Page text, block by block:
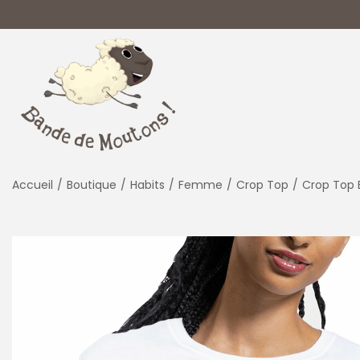
e
e
Accueil / Boutique / Habits / Femme / Crop Top / Crop Top